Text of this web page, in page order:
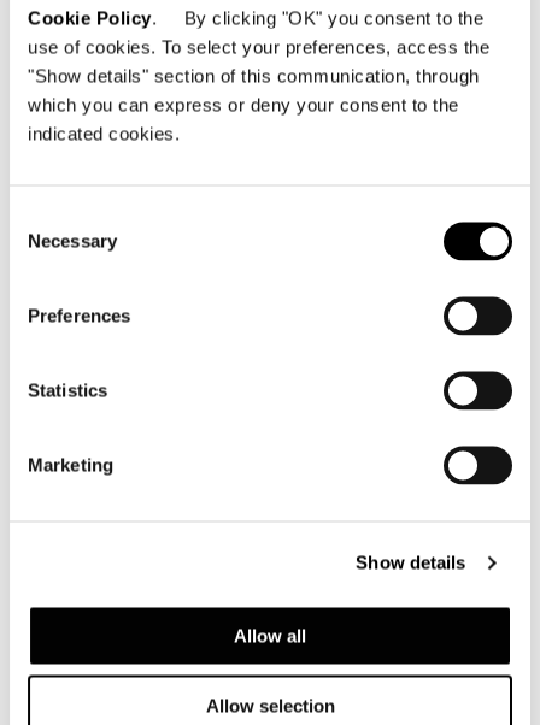
Cookie Policy. By clicking "OK" you consent to the
use of cookies. To select your preferences, access the
"Show details" section of this communication, through
which you can express or deny your consent to the
indicated cookies.
Selection
Necessary
Preferences
Statistics
Marketing
Show details
Allow all
Allow selection
Technical Features